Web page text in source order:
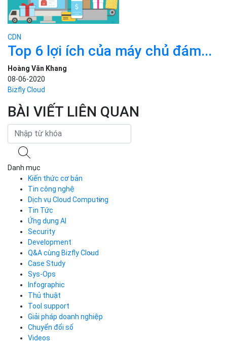
CDN
Top 6 lợi ích của máy chủ đám...
Hoàng Văn Khang
08-06-2020
Bizfly Cloud
BÀI VIẾT LIÊN QUAN
Danh mục
Kiến thức cơ bản
Tin công nghệ
Dịch vụ Cloud Computing
Cloud Server
CDN
Load Balancer
Auto Scaling
Container Registry
Kubernetes
Cloud Database
Call Center
Business Email
Simple Storage
VOD
VPN
Traffic Manager
Cloud VPS
Tin Tức
Ứng dụng AI
Security
Development
Q&A cùng Bizfly Cloud
Q&A về Bizfly Cloud Server
Thao tác kết nối tới server
Videos
Q&A về Bizfly Business Email
Videos
Case Study
Sys-Ops
Infographic
Thủ thuật
Tool support
Giải pháp doanh nghiệp
Chuyển đổi số
Videos